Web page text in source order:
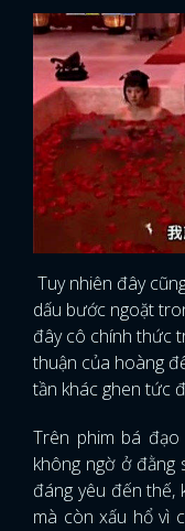
Tuy nhiên đây
dấu bước ngoặt
đây cô chính thức
thuận của hoàng
tần khác ghen tức
Trên phim bá đạo
không ngờ ở đằng
đáng yêu đến thế,
mà còn xấu hổ vì